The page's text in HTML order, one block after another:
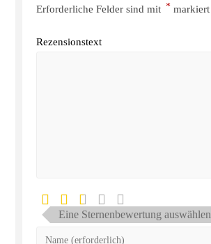
Erforderliche Felder sind mit * markiert
Rezensionstext
Eine Sternenbewertung auswählen